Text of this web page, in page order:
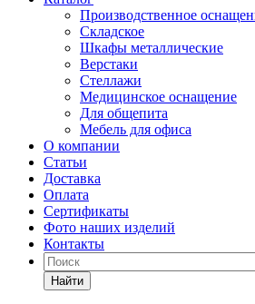
Производственное
Складское
Шкафы металлические
Верстаки
Стеллажи
Медицинское оснащение
Для общепита
Мебель для офиса
О компании
Статьи
Доставка
Оплата
Сертификаты
Фото наших изделий
Контакты
Найти